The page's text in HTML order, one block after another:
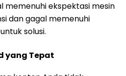
memenuhi ekspektasi mesin
dan gagal memenuhi
solusi.
yang Tepat